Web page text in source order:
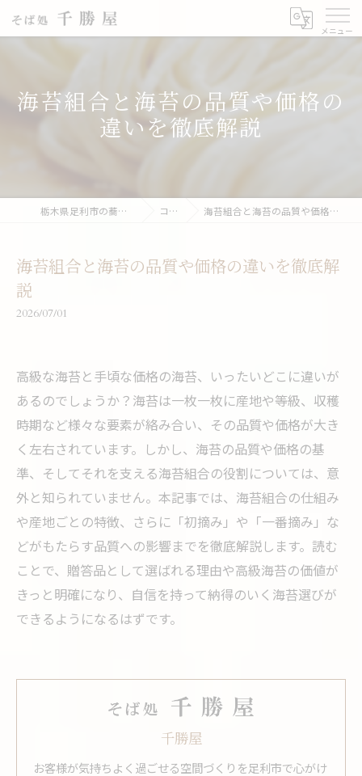
海苔組合と海苔の品質や価格の
違いを徹底解説
栃木県足利市の蕎麦なら千勝屋 コラム 海苔組合と海苔の品質や価格の違いを徹底解説
海苔組合と海苔の品質や価格の違いを徹底解
説
2026/07/01
高級な海苔と手頃な価格の海苔、いったいどこに違いが
あるのでしょうか？海苔は一枚一枚に産地や等級、収穫
時期など様々な要素が絡み合い、その品質や価格が大き
く左右されています。しかし、海苔の品質や価格の基
準、そしてそれを支える海苔組合の役割については、意
外と知られていません。本記事では、海苔組合の仕組み
や産地ごとの特徴、さらに「初摘み」や「一番摘み」な
どがもたらす品質への影響までを徹底解説します。読む
ことで、贈答品として選ばれる理由や高級海苔の価値が
きっと明確になり、自信を持って納得のいく海苔選びが
できるようになるはずです。
千勝屋
お客様が気持ちよく過ごせる空間づくりを足利市で心がけ